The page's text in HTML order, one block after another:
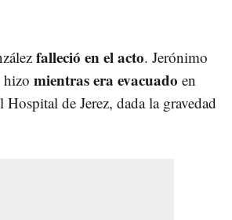
falleció en el acto. Jerónimo
hizo mientras era evacuado en
de Jerez, dada la gravedad